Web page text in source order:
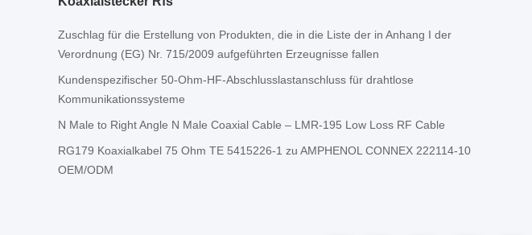
Zuschlag für die Erstellung von Produkten, die in die Liste der in Anhang I der
Verordnung (EG) Nr. 715/2009 aufgeführten Erzeugnisse fallen
Kundenspezifischer 50-Ohm-HF-Abschlusslastanschluss für drahtlose
Kommunikationssysteme
N Male to Right Angle N Male Coaxial Cable – LMR-195 Low Loss RF Cable
RG179 Koaxialkabel 75 Ohm TE 5415226-1 zu AMPHENOL CONNEX 222114-10
OEM/ODM